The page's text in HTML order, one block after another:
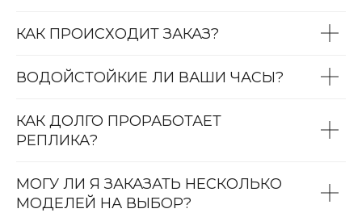
КАК ПРОИСХОДИТ ЗАКАЗ?
ВОДОЙСТОЙКИЕ ЛИ ВАШИ ЧАСЫ?
КАК ДОЛГО ПРОРАБОТАЕТ
РЕПЛИКА?
МОГУ ЛИ Я ЗАКАЗАТЬ НЕСКОЛЬКО
МОДЕЛЕЙ НА ВЫБОР?